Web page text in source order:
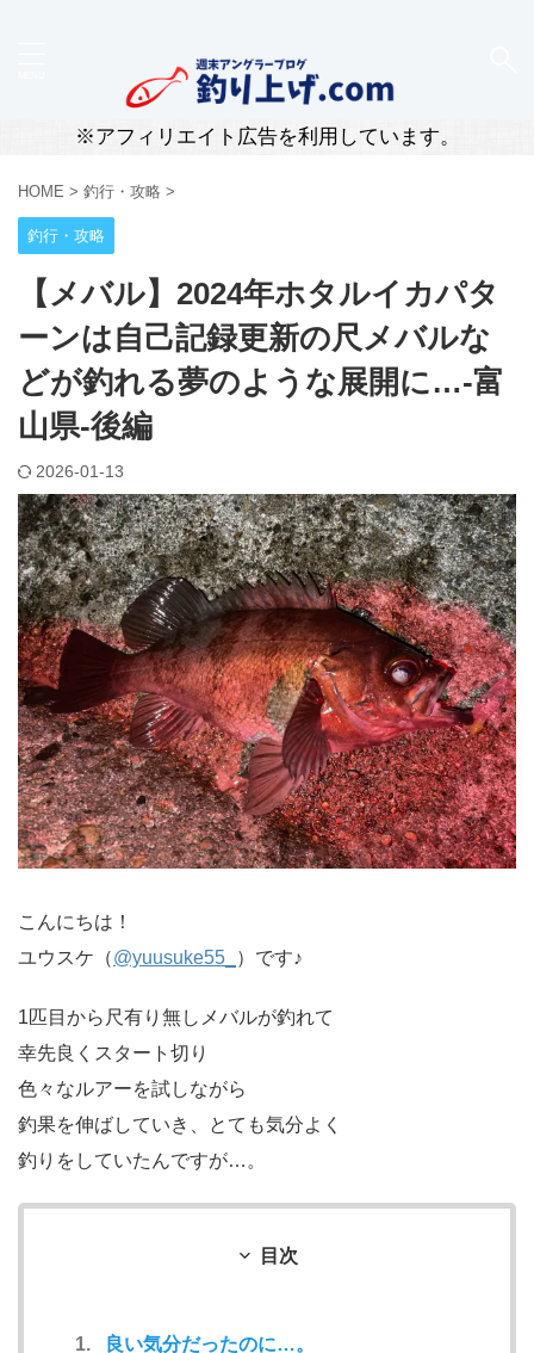
※アフィリエイト広告を利用しています。
HOME > 釣行・攻略 >
釣行・攻略
【メバル】2024年ホタルイカパタ
ーンは自己記録更新の尺メバルな
どが釣れる夢のような展開に…-富
山県-後編
2026-01-13
こんにちは！
ユウスケ（@yuusuke55_ ）です♪
1匹目から尺有り無しメバルが釣れて
幸先良くスタート切り
色々なルアーを試しながら
釣果を伸ばしていき、とても気分よく
釣りをしていたんですが…。
目次
良い気分だったのに…。